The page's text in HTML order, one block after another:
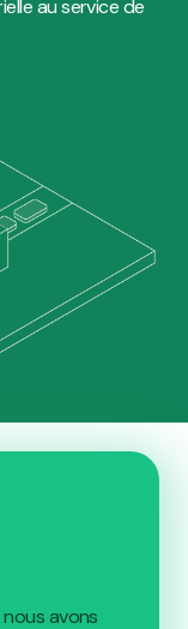
au service de
avons